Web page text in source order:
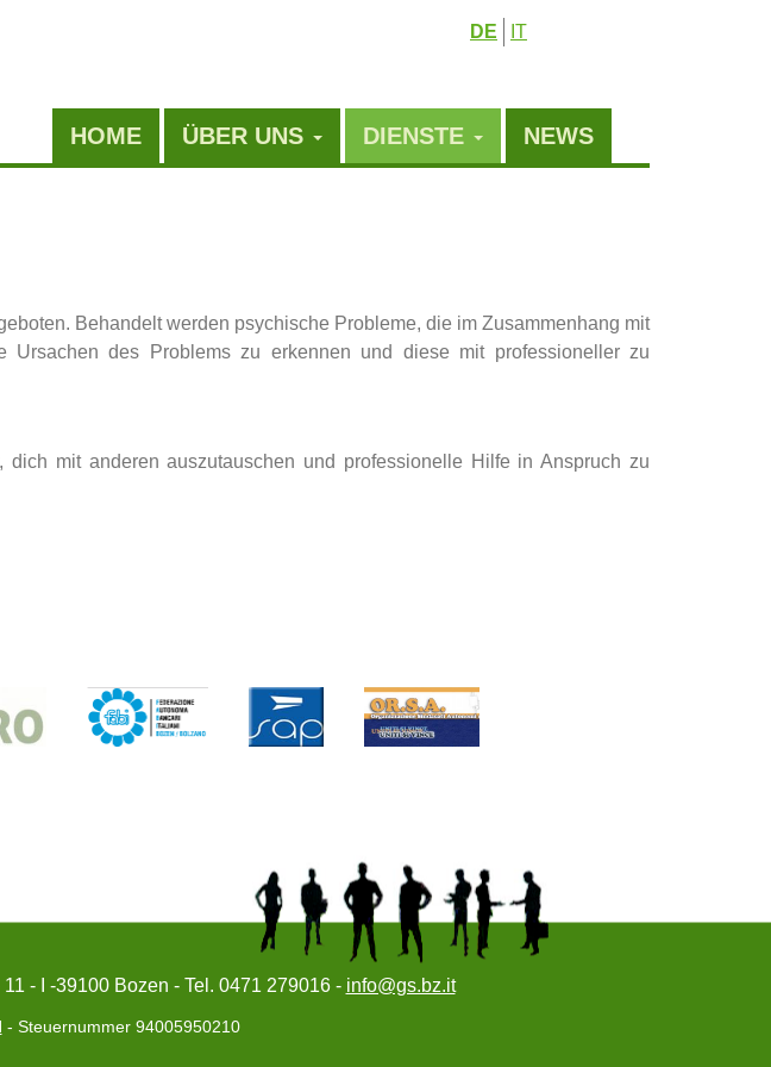
DE IT
Hauptnavigation
HOME ÜBER UNS DIENSTE NEWS
Behandelt werden psychische Probleme, die im Zusammenhang mit
des Problems zu erkennen und diese mit professioneller zu
mit anderen auszutauschen und professionelle Hilfe in Anspruch zu
- I -39100 Bozen - Tel. 0471 279016 - info@gs.bz.it
- Steuernummer 94005950210